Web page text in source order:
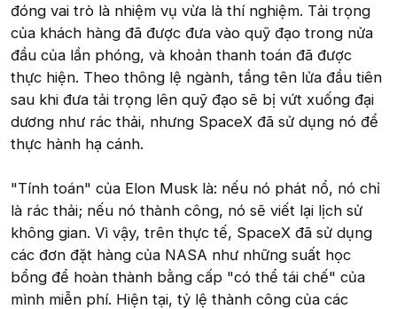
đóng vai trò là nhiệm vụ vừa là thí nghiệm. Tải trọng
của khách hàng đã được đưa vào quỹ đạo trong nửa
đầu của lần phóng, và khoản thanh toán đã được
thực hiện. Theo thông lệ ngành, tầng tên lửa đầu tiên
sau khi đưa tải trọng lên quỹ đạo sẽ bị vứt xuống đại
dương như rác thải, nhưng SpaceX đã sử dụng nó để
thực hành hạ cánh.
"Tính toán" của Elon Musk là: nếu nó phát nổ, nó chỉ
là rác thải; nếu nó thành công, nó sẽ viết lại lịch sử
không gian. Vì vậy, trên thực tế, SpaceX đã sử dụng
các đơn đặt hàng của NASA như những suất học
bổng để hoàn thành bằng cấp "có thể tái chế" của
mình miễn phí. Hiện tại, tỷ lệ thành công của các